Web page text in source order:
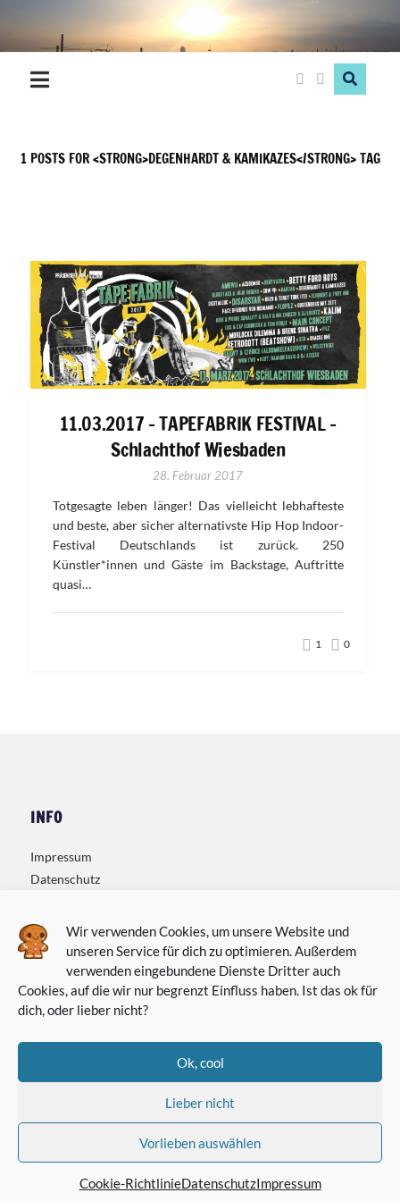
Wir verwenden Cookies, um unsere Website und
unseren Service für dich zu optimieren. Außerdem
verwenden eingebundene Dienste Dritter auch
Cookies, auf die wir nur begrenzt Einfluss haben. Ist das ok für
dich, oder lieber nicht?
Ok, cool
Lieber nicht
Vorlieben auswählen
Cookie-RichtlinieDatenschutzImpressum
Hood
1 POSTS FOR <STRONG>DEGENHARDT & KAMIKAZES</STRONG> TAG
11.03.2017 – TAPEFABRIK FESTIVAL –
Schlachthof Wiesbaden
28. Februar 2017
Totgesagte leben länger! Das vielleicht lebhafteste
und beste, aber sicher alternativste Hip Hop Indoor-
Festival Deutschlands ist zurück. 250
Künstler*innen und Gäste im Backstage, Auftritte
quasi…
1 0
INFO
Impressum
Datenschutz